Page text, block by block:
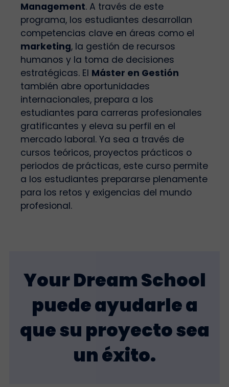
Management. A través de este
programa, los estudiantes desarrollan
competencias clave en áreas como el
marketing, la gestión de recursos
humanos y la toma de decisiones
estratégicas. El Máster en Gestión
también abre oportunidades
internacionales, prepara a los
estudiantes para carreras profesionales
gratificantes y eleva su perfil en el
mercado laboral. Ya sea a través de
cursos teóricos, proyectos prácticos o
periodos de prácticas, este curso permite
a los estudiantes prepararse plenamente
para los retos y exigencias del mundo
profesional.
Your Dream School
puede ayudarle a
que su proyecto sea
un éxito.